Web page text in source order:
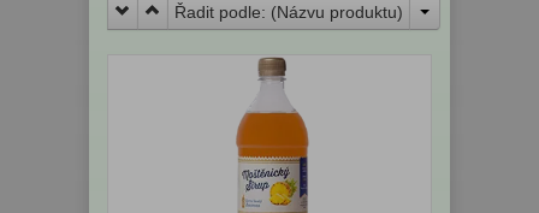
Řadit podle: (Názvu produktu)